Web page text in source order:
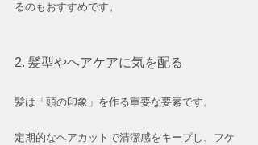
るのもおすすめです。
2. 髪型やヘアケアに気を配る
髪は「頭の印象」を作る重要な要素です。
定期的なヘアカットで清潔感をキープし、フケ